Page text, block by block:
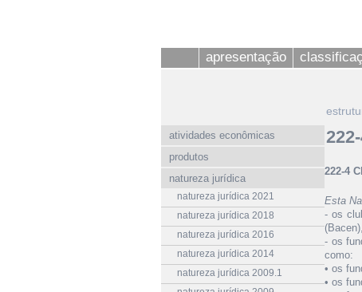
apresentação
atividades econômicas
produtos
natureza jurídica
natureza jurídica 2021
natureza jurídica 2018
natureza jurídica 2016
natureza jurídica 2014
natureza jurídica 2009.1
222-4
Esta
- os
- os
como:
• os
• os